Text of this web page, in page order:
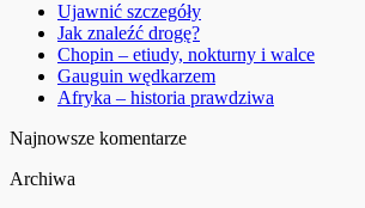
Ujawnić szczegóły
Jak znaleźć drogę?
Chopin – etiudy, nokturny i walce
Gauguin wędkarzem
Afryka – historia prawdziwa
Najnowsze komentarze
Archiwa